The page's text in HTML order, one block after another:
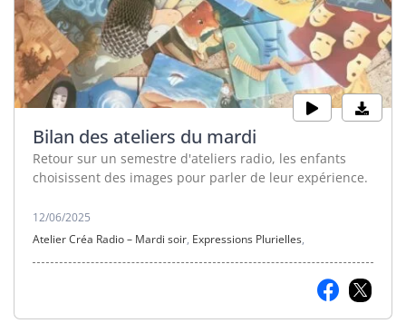
Bilan des ateliers du mardi
Retour sur un semestre d'ateliers radio, les enfants
choisissent des images pour parler de leur expérience.
12/06/2025
Atelier Créa Radio – Mardi soir, Expressions Plurielles,